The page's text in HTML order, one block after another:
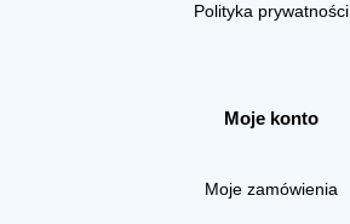
Polityka prywatności
Moje konto
Moje zamówienia